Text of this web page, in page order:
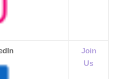
Join
Us